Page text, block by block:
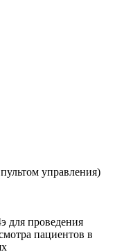
управления)
проведения
пациентов в